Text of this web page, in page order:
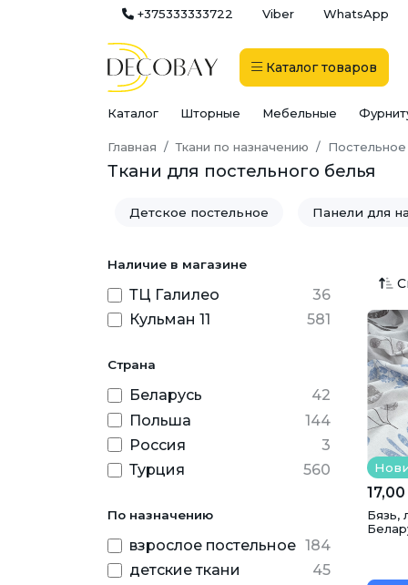
+375333333722 Viber WhatsApp
Каталог товаров
Каталог Шторные Мебельные
Главная Ткани по назначению
Ткани для постельного белья
Детское постельное Панели для
Наличие в магазине
ТЦ Галилео
36
Кульман 11
581
Страна
Беларусь
42
Польша
144
Россия
3
Турция
560
По назначению
взрослое постельное 184
детские ткани
45
Бязь,